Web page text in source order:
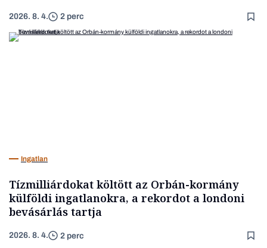
2026. 8. 4. 2 perc
Ingatlan
Tízmilliárdokat költött az Orbán-kormány
külföldi ingatlanokra, a rekordot a londoni
bevásárlás tartja
2026. 8. 4. 2 perc